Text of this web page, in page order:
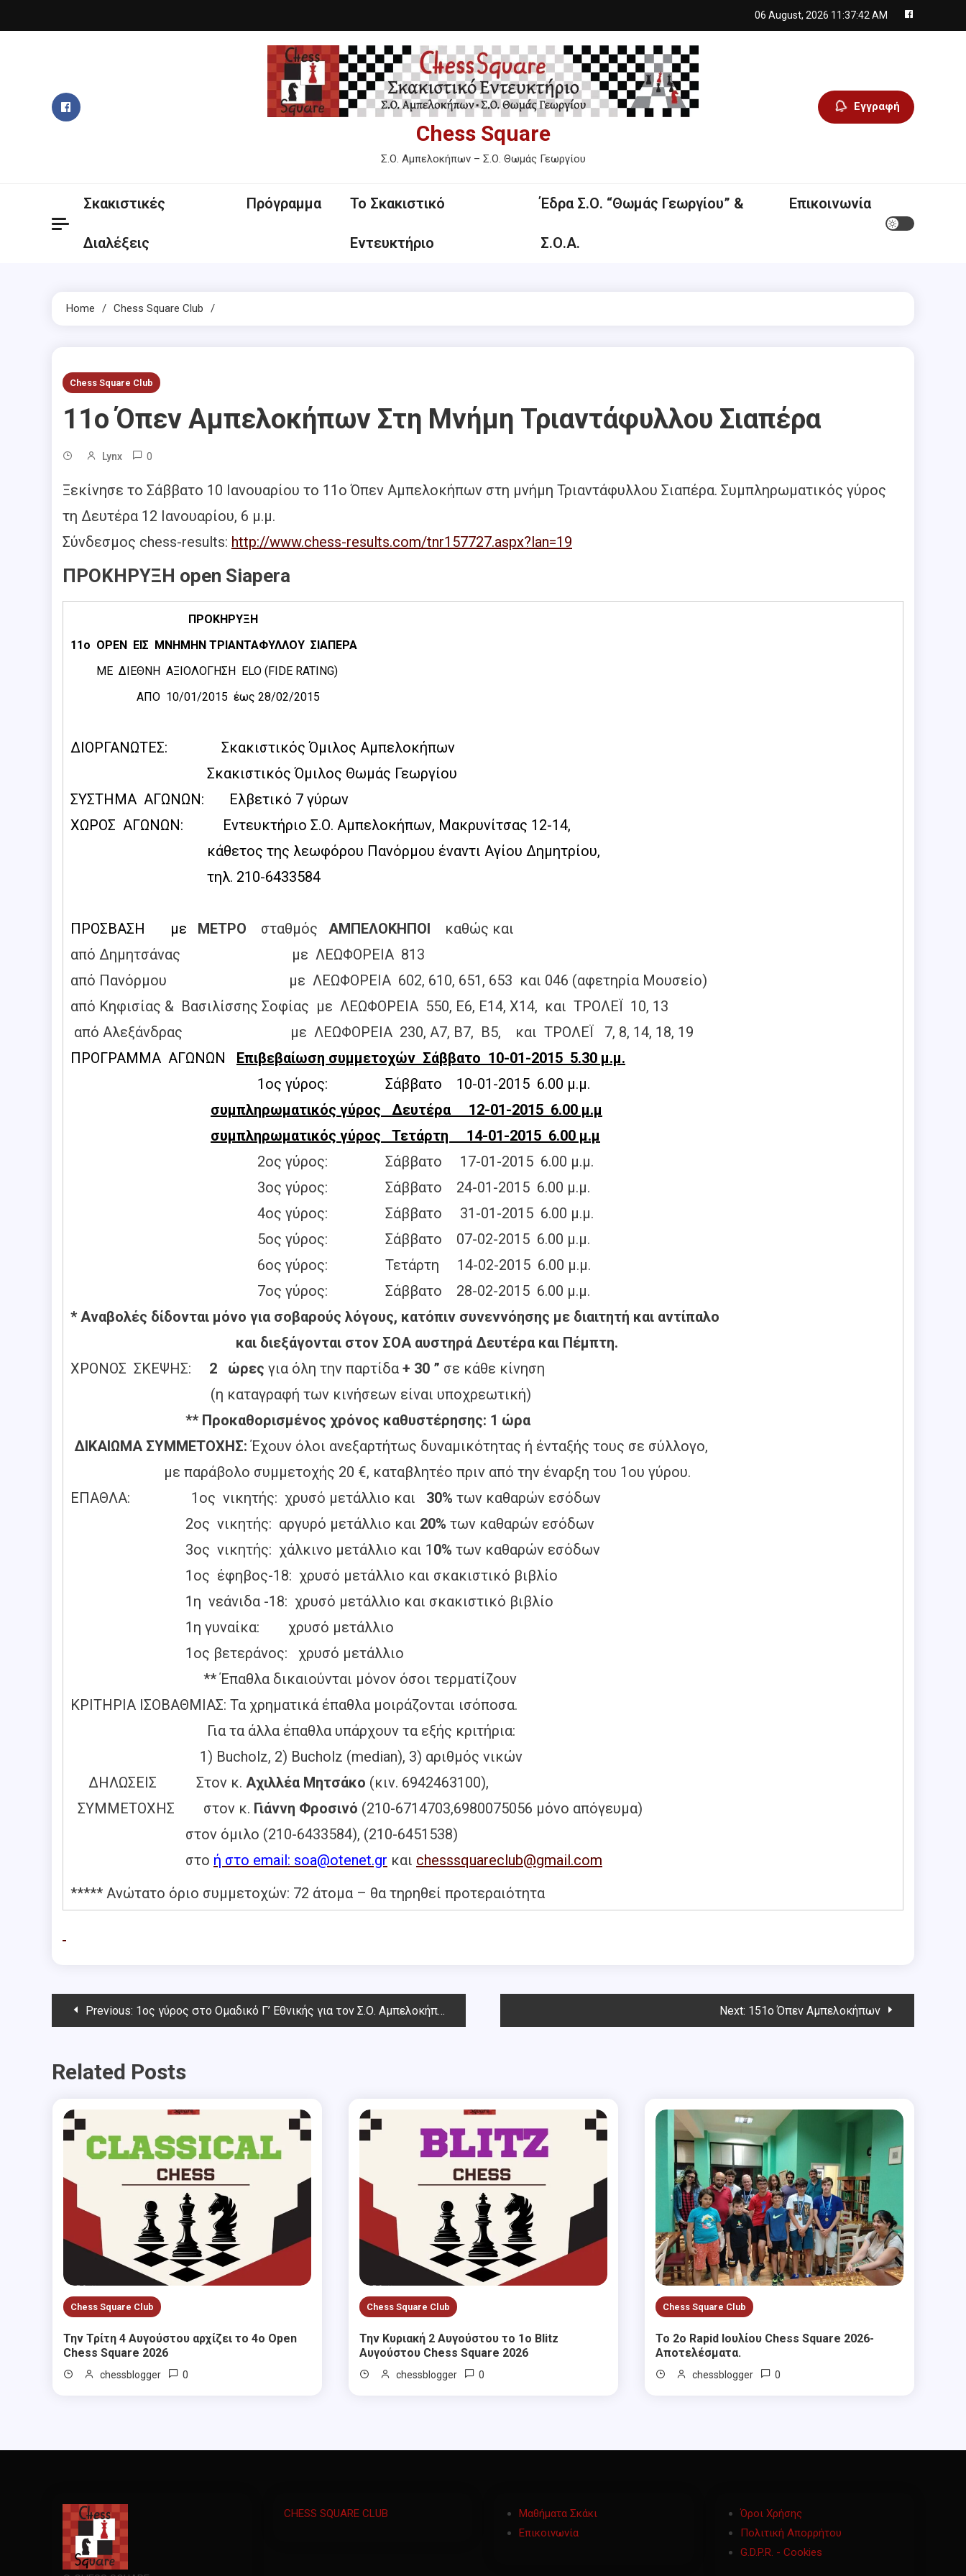
to
06 August, 2026 11:37:43 AM
Chess Square
Σ.Ο. Αμπελοκήπων – Σ.Ο. Θωμάς Γεωργίου
Εγγραφή
Σκακιστικές
Διαλέξεις
Πρόγραμμα Το Σκακιστικό
Εντευκτήριο
Έδρα Σ.Ο. “Θωμάς Γεωργίου” &
Σ.Ο.Α.
Επικοινωνία
Home Chess Square Club
Chess Square Club
11o Όπεν Αμπελοκήπων Στη Μνήμη Τριαντάφυλλου Σιαπέρα
Lynx 0
Ξεκίνησε το Σάββατο 10 Ιανουαρίου το 11ο Όπεν Αμπελοκήπων στη μνήμη Τριαντάφυλλου Σιαπέρα. Συμπληρωματικός γύρος
τη Δευτέρα 12 Ιανουαρίου, 6 μ.μ.
Σύνδεσμος chess-results: http://www.chess-results.com/tnr157727.aspx?lan=19
ΠΡΟΚΗΡΥΞH open Siapera
ΠΡΟΚΗΡΥΞΗ
11o OPEN ΕΙΣ ΜΝΗΜΗΝ ΤΡΙΑΝΤΑΦΥΛΛΟΥ ΣΙΑΠΕΡΑ
ΜΕ ΔΙΕΘΝΗ ΑΞΙΟΛΟΓΗΣΗ ELO (FIDE RATING)
ΑΠΟ 10/01/2015 έως 28/02/2015
ΔΙΟΡΓΑΝΩΤΕΣ: Σκακιστικός Όμιλος Αμπελοκήπων
Σκακιστικός Όμιλος Θωμάς Γεωργίου
ΣΥΣΤΗΜΑ ΑΓΩΝΩΝ: Ελβετικό 7 γύρων
ΧΩΡΟΣ ΑΓΩΝΩΝ: Εντευκτήριο Σ.Ο. Αμπελοκήπων, Μακρυνίτσας 12-14,
κάθετος της λεωφόρου Πανόρμου έναντι Αγίου Δημητρίου,
τηλ. 210-6433584
ΠΡΟΣΒΑΣΗ με ΜΕΤΡΟ σταθμός ΑΜΠΕΛΟΚΗΠΟΙ
καθώς και
από Δημητσάνας με ΛΕΩΦΟΡΕΙΑ 813
από Πανόρμου με ΛΕΩΦΟΡΕΙΑ 602, 610, 651, 653 και 046 (αφετηρία Μουσείο)
από Κηφισίας & Βασιλίσσης Σοφίας με ΛΕΩΦΟΡΕΙΑ 550, Ε6, Ε14, Χ14, και ΤΡΟΛΕΪ 10, 13
από Αλεξάνδρας με ΛΕΩΦΟΡΕΙΑ 230, Α7, Β7, Β5, και ΤΡΟΛΕΪ 7, 8, 14, 18, 19
ΠΡΟΓΡΑΜΜΑ ΑΓΩΝΩΝ Επιβεβαίωση συμμετοχών Σάββατο 10-01-2015 5.30 μ.μ.
1ος γύρος: Σάββατο 10-01-2015 6.00 μ.μ.
συμπληρωματικός γύρος Δευτέρα 12-01-2015 6.00 μ.μ
συμπληρωματικός γύρος Τετάρτη 14-01-2015 6.00 μ.μ
2ος γύρος: Σάββατο 17-01-2015 6.00 μ.μ.
3ος γύρος: Σάββατο 24-01-2015 6.00 μ.μ.
4ος γύρος: Σάββατο 31-01-2015 6.00 μ.μ.
5ος γύρος: Σάββατο 07-02-2015 6.00 μ.μ.
6ος γύρος: Τετάρτη 14-02-2015 6.00 μ.μ.
7ος γύρος: Σάββατο 28-02-2015 6.00 μ.μ.
* Αναβολές δίδονται μόνο για σοβαρούς λόγους, κατόπιν συνεννόησης με διαιτητή και αντίπαλο
και διεξάγονται στον ΣΟΑ αυστηρά Δευτέρα και Πέμπτη.
ΧΡΟΝΟΣ ΣΚΕΨΗΣ:
2 ώρες για όλη την παρτίδα + 30 ” σε κάθε κίνηση
(η καταγραφή των κινήσεων είναι υποχρεωτική)
** Προκαθορισμένος χρόνος καθυστέρησης: 1 ώρα
ΔΙΚΑΙΩΜΑ ΣΥΜΜΕΤΟΧΗΣ:Έχουν όλοι ανεξαρτήτως δυναμικότητας ή ένταξής τους σε σύλλογο,
με παράβολο συμμετοχής 20 €, καταβλητέο πριν από την έναρξη του 1ου γύρου.
ΕΠΑΘΛΑ: 1ος νικητής: χρυσό μετάλλιο και 30% των καθαρών εσόδων
2ος νικητής: αργυρό μετάλλιο και 20% των καθαρών εσόδων
3ος νικητής: χάλκινο μετάλλιο και 1 0% των καθαρών εσόδων
1ος έφηβος-18: χρυσό μετάλλιο και σκακιστικό βιβλίο
1η νεάνιδα -18: χρυσό μετάλλιο και σκακιστικό βιβλίο
1η γυναίκα: χρυσό μετάλλιο
1ος βετεράνος: χρυσό μετάλλιο
** Έπαθλα δικαιούνται μόνον όσοι τερματίζουν
ΚΡΙΤΗΡΙΑ ΙΣΟΒΑΘΜΙΑΣ: Τα χρηματικά έπαθλα μοιράζονται ισόποσα.
Για τα άλλα έπαθλα υπάρχουν τα εξής κριτήρια:
1) Bucholz, 2) Bucholz (median), 3) αριθμός νικών
ΔΗΛΩΣΕΙΣ Στον κ. Αχιλλέα Μητσάκο (κιν. 6942463100),
ΣΥΜΜΕΤΟΧΗΣ στον κ. Γιάννη Φροσινό (210-6714703,6980075056 μόνο απόγευμα)
στον όμιλο (210-6433584), (210-6451538)
στο ή στο email: soa@otenet.gr και chesssquareclub@gmail.com
***** Ανώτατο όριο συμμετοχών: 72 άτομα – θα τηρηθεί προτεραιότητα
PostPrevious: 1ος γύρος στο Ομαδικό Γ’ Εθνικής για τον Σ.Ο. Αμπελοκήπων Next: 151o Όπεν Αμπελοκήπων
Related Posts
Chess Square Club
Την Τρίτη 4 Αυγούστου αρχίζει το 4ο Open
Chess Square 2026
chessblogger 0
Chess Square Club
Την Κυριακή 2 Αυγούστου το 1ο Blitz
Αυγούστου Chess Square 2026
chessblogger 0
Chess Square Club
Το 2ο Rapid Ιουλίου Chess Square 2026-
Αποτελέσματα.
chessblogger 0
CHESS SQUARE CLUB
Μαθήματα Σκάκι
Επικοινωνία
Όροι Χρήσης
Πολιτική Απορρήτου
G.D.P.R. - Cookies